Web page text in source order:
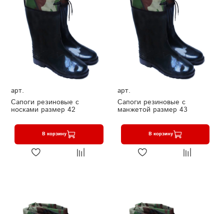
арт.
Сапоги резиновые с
носками размер 42
В корзину
арт.
Сапоги резиновые с
манжетой размер 43
В корзину